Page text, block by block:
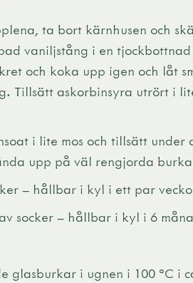
ta bort kärnhusen och
vaniljstång i en
och koka upp igen och låt
Tillsätt askorbinsyra utrört i
i lite mos och tillsätt under
upp på väl rengjorda
– hållbar i kyl i ett par
socker – hållbar i kyl i 6
glasburkar i ugnen i 100 °C i